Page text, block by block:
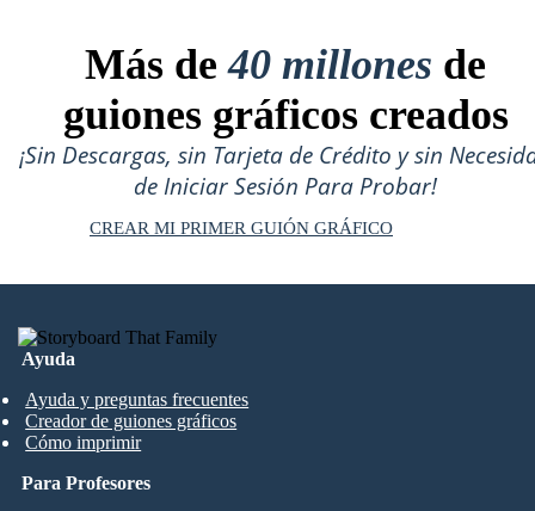
Más de40 millones de
guiones gráficos creados
¡Sin Descargas, sin Tarjeta de Crédito y sin
de Iniciar Sesión Para Probar!
CREAR MI PRIMER GUIÓN GRÁFICO
Ayuda
Ayuda y preguntas frecuentes
Creador de guiones gráficos
Cómo imprimir
Para Profesores